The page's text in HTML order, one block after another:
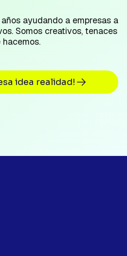
ayudando a empresas a
Somos creativos, tenaces
idea realidad!